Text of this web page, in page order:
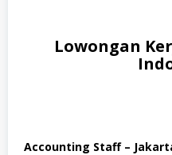
Lowongan
Accounting Staff –